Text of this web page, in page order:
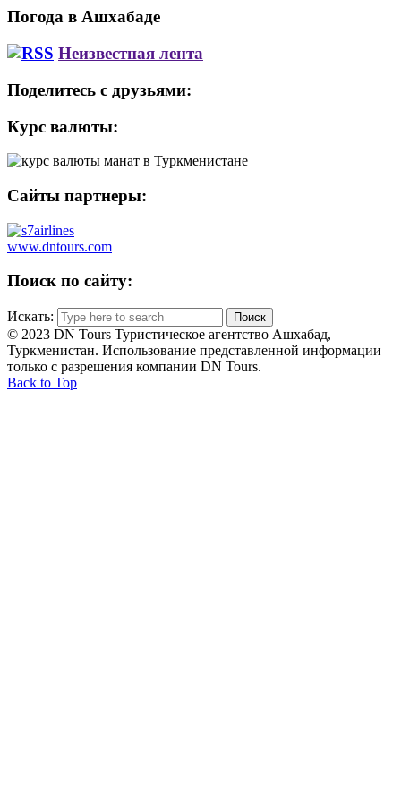
Погода в Ашхабаде
Неизвестная лента
Поделитесь с друзьями:
Курс валюты:
Сайты партнеры:
www.dntours.com
Поиск по сайту:
Искать:
© 2023 DN Tours Туристическое агентство Ашхабад,
Туркменистан. Использование представленной информации
только с разрешения компании DN Tours.
Back to Top